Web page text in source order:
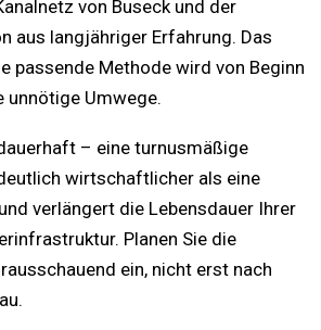
von Buseck und der
aus langjähriger Erfahrung. Das
passende Methode wird von Beginn
unnötige Umwege.
– eine turnusmäßige
wirtschaftlicher als eine
verlängert die Lebensdauer Ihrer
Planen Sie die
ein, nicht erst nach